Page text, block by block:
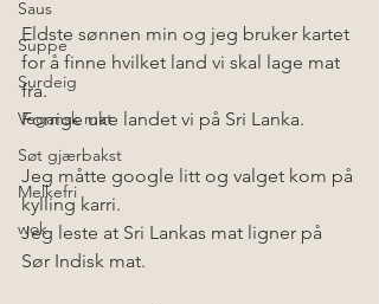
Saus
Suppe
Surdeig
Vegansk mat
Søt gjærbakst
Melkefri
wok
Eldste sønnen min og jeg bruker kartet
for å finne hvilket land vi skal lage mat
fra.
Forrige uke landet vi på Sri Lanka.
Jeg måtte google litt og valget kom på
kylling karri.
Jeg leste at Sri Lankas mat ligner på
Sør Indisk mat.